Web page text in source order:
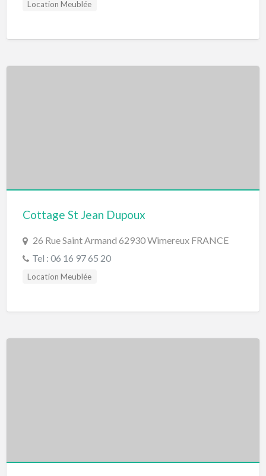
Location Meublée
Cottage St Jean Dupoux
26 Rue Saint Armand 62930 Wimereux FRANCE
Tel : 06 16 97 65 20
Location Meublée